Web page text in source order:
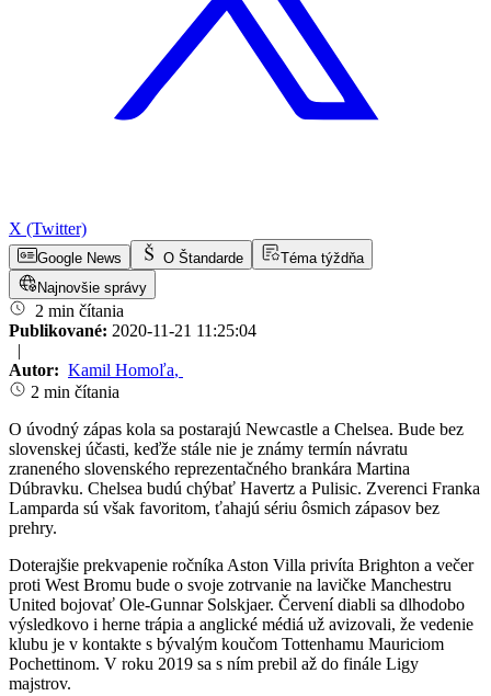
X (Twitter)
Google News O Štandarde
Téma týždňa
Najnovšie správy
2 min čítania
Publikované: 2020-11-21 11:25:04
|
Autor: Kamil Homoľa,
2 min čítania
O úvodný zápas kola sa postarajú Newcastle a Chelsea. Bude bez
slovenskej účasti, keďže stále nie je známy termín návratu
zraneného slovenského reprezentačného brankára Martina
Dúbravku. Chelsea budú chýbať Havertz a Pulisic. Zverenci Franka
Lamparda sú však favoritom, ťahajú sériu ôsmich zápasov bez
prehry.
Doterajšie prekvapenie ročníka Aston Villa privíta Brighton a večer
proti West Bromu bude o svoje zotrvanie na lavičke Manchestru
United bojovať Ole-Gunnar Solskjaer. Červení diabli sa dlhodobo
výsledkovo i herne trápia a anglické médiá už avizovali, že vedenie
klubu je v kontakte s bývalým koučom Tottenhamu Mauriciom
Pochettinom. V roku 2019 sa s ním prebil až do finále Ligy
majstrov.